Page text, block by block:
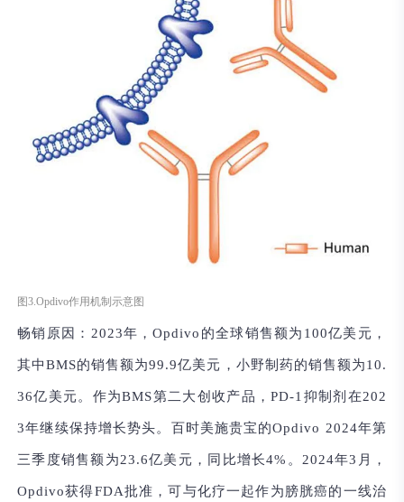
图3.Opdivo作用机制示意图
畅销原因： 2023年，Opdivo的全球销售额为100亿美元，
其中BMS的销售额为99.9亿美元，小野制药的销售额为10.
36亿美元。作为BMS第二大创收产品，PD-1抑制剂在202
3年继续保持增长势头。百时美施贵宝的Opdivo 2024年第
三季度销售额为23.6亿美元，同比增长4%。2024年3月，
Opdivo获得FDA批准，可与化疗一起作为膀胱癌的一线治